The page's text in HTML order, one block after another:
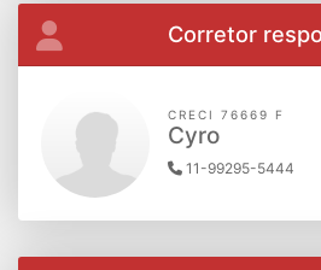
Corretor
CRECI 76669 F
Cyro
11-99295-5444